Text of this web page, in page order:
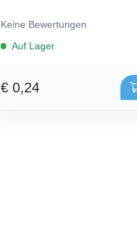
Keine Bewertungen
Auf Lager
€ 0,24